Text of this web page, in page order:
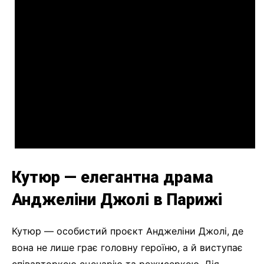
Кутюр — елегантна драма
Анджеліни Джолі в Парижі
Кутюр — особистий проєкт Анджеліни Джолі, де
вона не лише грає головну героїню, а й виступає